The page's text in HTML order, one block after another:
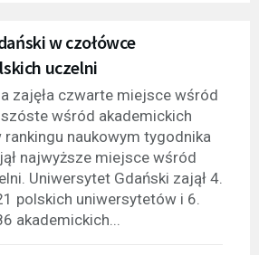
w czołówce
uczelni
zajęła czwarte miejsce wśród
wśród akademickich
rankingu naukowym tygodnika
najwyższe miejsce wśród
Uniwersytet Gdański zajął 4.
polskich uniwersytetów i 6.
akademickich...